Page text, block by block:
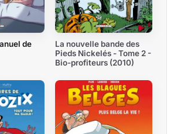
de
La nouvelle bande des
Pieds Nickelés - Tome 2 -
Bio-profiteurs (2010)